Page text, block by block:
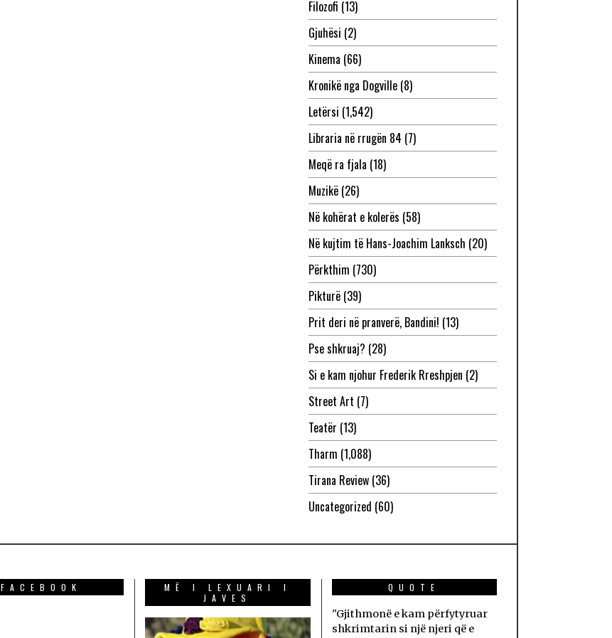
Filozofi (13)
Gjuhësi (2)
Kinema (66)
Kronikë nga Dogville(8)
Letërsi (1,542)
Libraria në rrugën 84 (7)
Meqë ra fjala (18)
Muzikë(26)
Në kohërat e kolerës (58)
Në kujtim të Hans-Joachim Lanksch (20)
Përkthim (730)
Pikturë(39)
Prit deri në pranverë, Bandini! (13)
Pse shkruaj? (28)
Si e kam njohur Frederik Rreshpjen (2)
Street Art (7)
Teatër (13)
Tharm (1,088)
Tirana Review(36)
Uncategorized (60)
FACEBOOK
MË I LEXUARI I
JAVES
QUOTE
"Gjithmonë e kam përfytyruar
shkrimtarin si një njeri që e